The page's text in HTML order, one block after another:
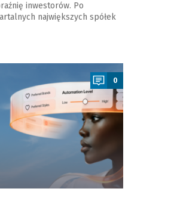
inwestorów. Po
największych spółek
0